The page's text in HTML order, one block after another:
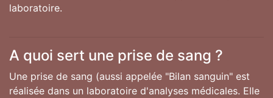
laboratoire.
A quoi sert une prise de sang ?
Une prise de sang (aussi appelée "Bilan sanguin" est
réalisée dans un laboratoire d'analyses médicales. Elle